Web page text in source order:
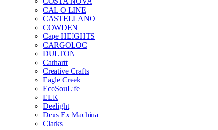
CAL O LINE
CASTELLANO
COWDEN
Cape HEIGHTS
CARGOLOC
DULTON
Carhartt
Creative Crafts
Eagle Creek
EcoSouLife
ELK
Deelight
Deus Ex Machina
Clarks